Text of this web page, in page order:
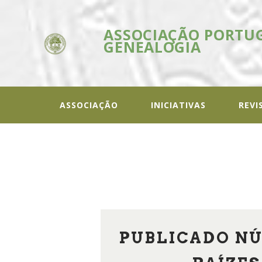
ASSOCIAÇÃO
GENEALOGIA
ASSOCIAÇÃO INICIATIVAS
PUBLICADO